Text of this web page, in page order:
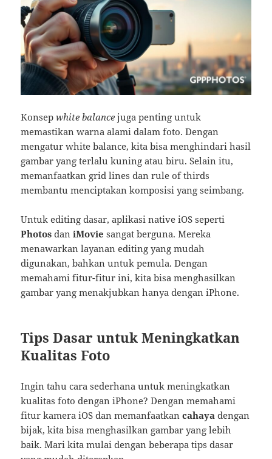
Konsepwhite balance juga penting untuk
memastikan warna alami dalam foto. Dengan
mengatur white balance, kita bisa menghindari hasil
gambar yang terlalu kuning atau biru. Selain itu,
memanfaatkan grid lines dan rule of thirds
membantu menciptakan komposisi yang seimbang.
Untuk editing dasar, aplikasi native iOS seperti
Photos daniMovie sangat berguna. Mereka
menawarkan layanan editing yang mudah
digunakan, bahkan untuk pemula. Dengan
memahami fitur-fitur ini, kita bisa menghasilkan
gambar yang menakjubkan hanya dengan iPhone.
Tips Dasar untuk Meningkatkan
Kualitas Foto
Ingin tahu cara sederhana untuk meningkatkan
kualitas foto dengan iPhone? Dengan memahami
fitur kamera iOS dan memanfaatkancahaya dengan
bijak, kita bisa menghasilkan gambar yang lebih
baik. Mari kita mulai dengan beberapa tips dasar